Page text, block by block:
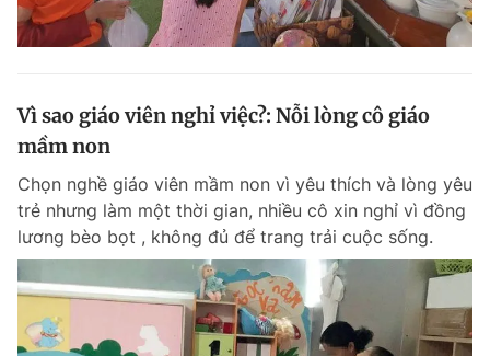
Vì sao giáo viên nghỉ việc?: Nỗi lòng cô giáo
mầm non
Chọn nghề giáo viên mầm non vì yêu thích và lòng yêu
trẻ nhưng làm một thời gian, nhiều cô xin nghỉ vì đồng
lương bèo bọt , không đủ để trang trải cuộc sống.